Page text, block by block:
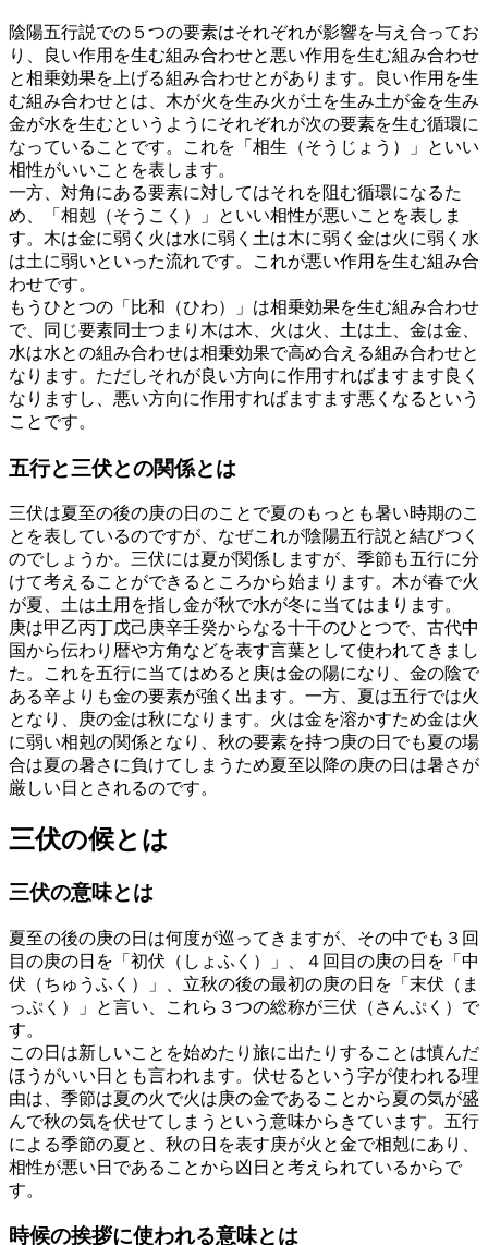
陰陽五行説での５つの要素はそれぞれが影響を与え合ってお
り、良い作用を生む組み合わせと悪い作用を生む組み合わせ
と相乗効果を上げる組み合わせとがあります。良い作用を生
む組み合わせとは、木が火を生み火が土を生み土が金を生み
金が水を生むというようにそれぞれが次の要素を生む循環に
なっていることです。これを「相生（そうじょう）」といい
相性がいいことを表します。
一方、対角にある要素に対してはそれを阻む循環になるた
め、「相剋（そうこく）」といい相性が悪いことを表しま
す。木は金に弱く火は水に弱く土は木に弱く金は火に弱く水
は土に弱いといった流れです。これが悪い作用を生む組み合
わせです。
もうひとつの「比和（ひわ）」は相乗効果を生む組み合わせ
で、同じ要素同士つまり木は木、火は火、土は土、金は金、
水は水との組み合わせは相乗効果で高め合える組み合わせと
なります。ただしそれが良い方向に作用すればますます良く
なりますし、悪い方向に作用すればますます悪くなるという
ことです。
五行と三伏との関係とは
三伏は夏至の後の庚の日のことで夏のもっとも暑い時期のこ
とを表しているのですが、なぜこれが陰陽五行説と結びつく
のでしょうか。三伏には夏が関係しますが、季節も五行に分
けて考えることができるところから始まります。木が春で火
が夏、土は土用を指し金が秋で水が冬に当てはまります。
庚は甲乙丙丁戊己庚辛壬癸からなる十干のひとつで、古代中
国から伝わり暦や方角などを表す言葉として使われてきまし
た。これを五行に当てはめると庚は金の陽になり、金の陰で
ある辛よりも金の要素が強く出ます。一方、夏は五行では火
となり、庚の金は秋になります。火は金を溶かすため金は火
に弱い相剋の関係となり、秋の要素を持つ庚の日でも夏の場
合は夏の暑さに負けてしまうため夏至以降の庚の日は暑さが
厳しい日とされるのです。
三伏の候とは
三伏の意味とは
夏至の後の庚の日は何度が巡ってきますが、その中でも３回
目の庚の日を「初伏（しょふく）」、４回目の庚の日を「中
伏（ちゅうふく）」、立秋の後の最初の庚の日を「末伏（ま
っぷく）」と言い、これら３つの総称が三伏（さんぷく）で
す。
この日は新しいことを始めたり旅に出たりすることは慎んだ
ほうがいい日とも言われます。伏せるという字が使われる理
由は、季節は夏の火で火は庚の金であることから夏の気が盛
んで秋の気を伏せてしまうという意味からきています。五行
による季節の夏と、秋の日を表す庚が火と金で相剋にあり、
相性が悪い日であることから凶日と考えられているからで
す。
時候の挨拶に使われる意味とは